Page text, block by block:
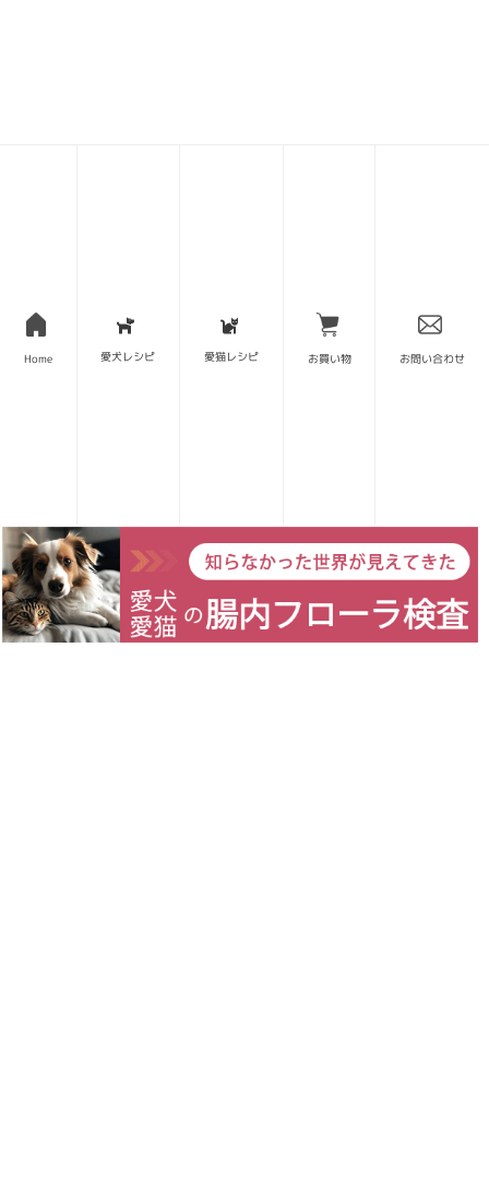
物由来の自己免疫疾患の存在が挙げられます。さらに
は炭水化物ダイエットも流行っているように、ここだ
セスによる弊害(マイクロバイオームへの悪影響)が大
きな一因だと言えます。もちろん遺伝的にどうしても
穀物を受け入れられない人がいるのは間違いないはず
ですが、それが近年になって突如急増し続けていると
Home 愛犬レシピ 愛猫レシピ お買い物 お問い合わせ